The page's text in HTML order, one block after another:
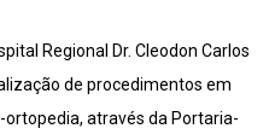
Regional Dr. Cleodon Carlos
de procedimentos em
através da Portaria-